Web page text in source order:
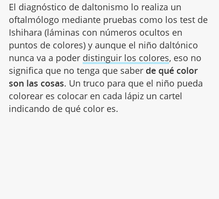
El diagnóstico de daltonismo lo realiza un
oftalmólogo mediante pruebas como los test de
Ishihara (láminas con números ocultos en
puntos de colores) y aunque el niño daltónico
nunca va a poder distinguir los colores, eso no
significa que no tenga que saber de qué color
son las cosas. Un truco para que el niño pueda
colorear es colocar en cada lápiz un cartel
indicando de qué color es.